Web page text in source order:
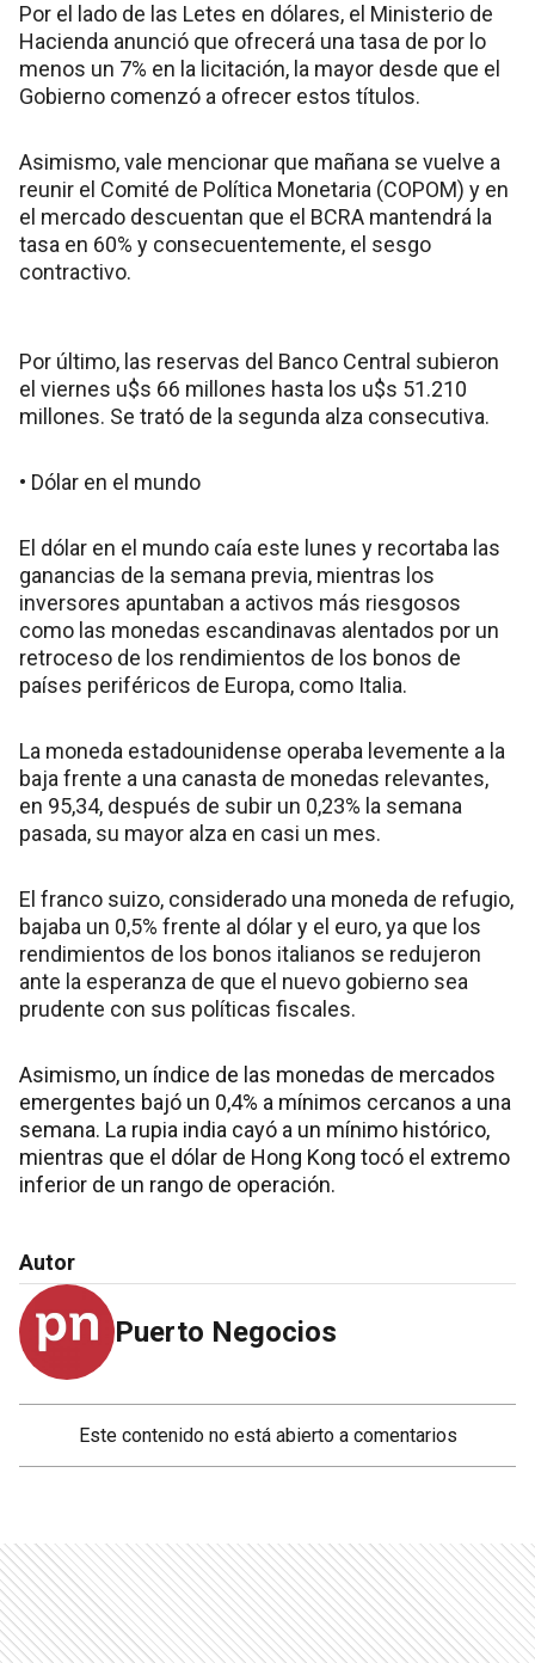
Por el lado de las Letes en dólares, el Ministerio de
Hacienda anunció que ofrecerá una tasa de por lo
menos un 7% en la licitación, la mayor desde que el
Gobierno comenzó a ofrecer estos títulos.
Asimismo, vale mencionar que mañana se vuelve a
reunir el Comité de Política Monetaria (COPOM) y en
el mercado descuentan que el BCRA mantendrá la
tasa en 60% y consecuentemente, el sesgo
contractivo.
Por último, las reservas del Banco Central subieron
el viernes u$s 66 millones hasta los u$s 51.210
millones. Se trató de la segunda alza consecutiva.
• Dólar en el mundo
El dólar en el mundo caía este lunes y recortaba las
ganancias de la semana previa, mientras los
inversores apuntaban a activos más riesgosos
como las monedas escandinavas alentados por un
retroceso de los rendimientos de los bonos de
países periféricos de Europa, como Italia.
La moneda estadounidense operaba levemente a la
baja frente a una canasta de monedas relevantes,
en 95,34, después de subir un 0,23% la semana
pasada, su mayor alza en casi un mes.
El franco suizo, considerado una moneda de refugio,
bajaba un 0,5% frente al dólar y el euro, ya que los
rendimientos de los bonos italianos se redujeron
ante la esperanza de que el nuevo gobierno sea
prudente con sus políticas fiscales.
Asimismo, un índice de las monedas de mercados
emergentes bajó un 0,4% a mínimos cercanos a una
semana. La rupia india cayó a un mínimo histórico,
mientras que el dólar de Hong Kong tocó el extremo
inferior de un rango de operación.
Autor
Puerto Negocios
Este contenido no está abierto a comentarios